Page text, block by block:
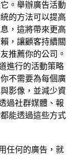
。舉辦廣告活動
的方法可以提高
，這將帶來更高
，讓顧客持續關
推薦你的公司。
進行的活動策略
不需要為每個廣
影像，並減少資
過社群媒體、報
能透過這些方式
任何的廣告，就